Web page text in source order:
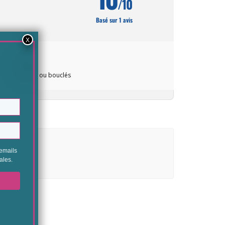
/10
Basé sur 1 avis
très secs et ou bouclés